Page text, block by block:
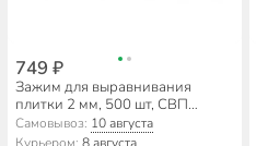
749 ₽
Зажим для выравнивания
плитки 2 мм, 500 шт, СВП
Strong, серые, 3D Krestiki,
К00005561
Самовывоз: 10 августа